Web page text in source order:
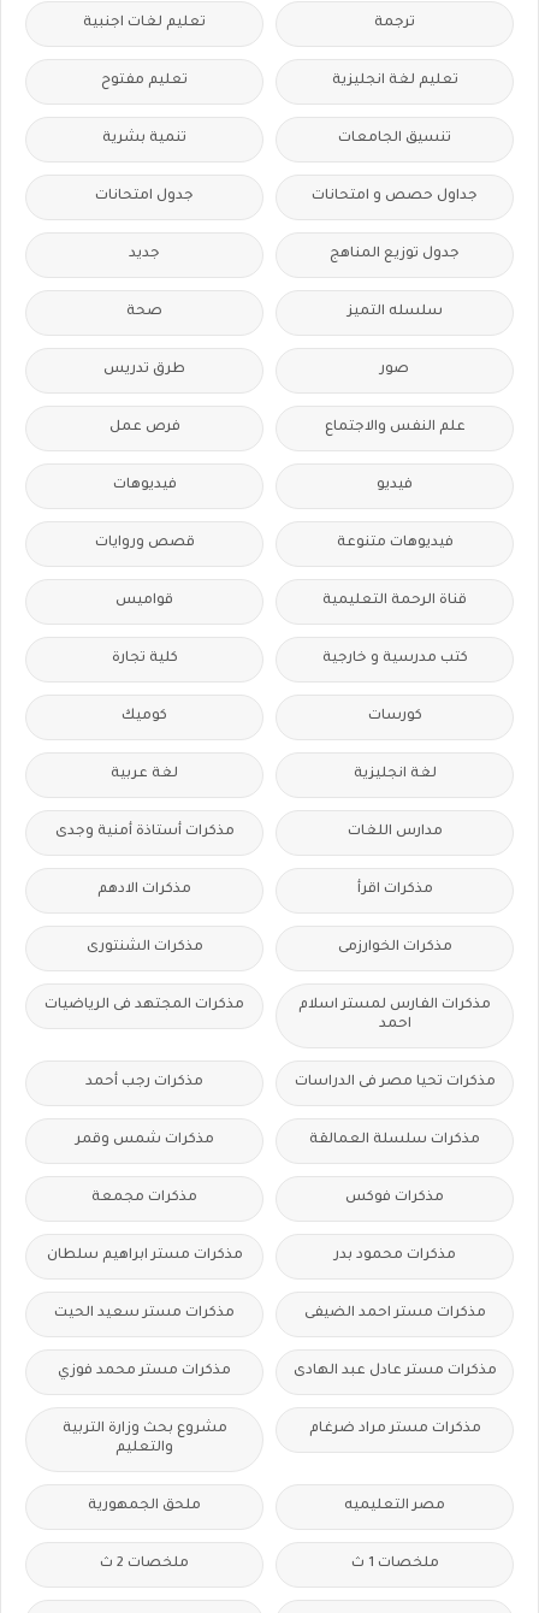
ترجمة تعليم لغات اجنبية
تعليم لغة انجليزية تعليم مفتوح
تنسيق الجامعات تنمية بشرية
جداول حصص و امتحانات جدول امتحانات
جدول توزيع المناهج جديد
سلسله التميز صحة
صور طرق تدريس
علم النفس والاجتماع فرص عمل
فيديو فيديوهات
فيديوهات متنوعة قصص وروايات
قناة الرحمة التعليمية قواميس
كتب مدرسية و خارجية كلية تجارة
كورسات كوميك
لغة انجليزية لغة عربية
مدارس اللغات مذكرات أستاذة أمنية وجدى
مذكرات اقرأ مذكرات الادهم
مذكرات الخوارزمى مذكرات الشنتورى
مذكرات الفارس لمستر اسلام
احمد
مذكرات المجتهد فى الرياضيات
مذكرات تحيا مصر فى الدراسات مذكرات رجب أحمد
مذكرات سلسلة العمالقة مذكرات شمس وقمر
مذكرات فوكس مذكرات مجمعة
مذكرات محمود بدر مذكرات مستر ابراهيم سلطان
مذكرات مستر احمد الضيفى مذكرات مستر سعيد الحيت
مذكرات مستر عادل عبد الهادى مذكرات مستر محمد فوزي
مذكرات مستر مراد ضرغام
مشروع بحث وزارة التربية
والتعليم
مصر التعليميه ملحق الجمهورية
ملخصات 1 ث ملخصات 2 ث